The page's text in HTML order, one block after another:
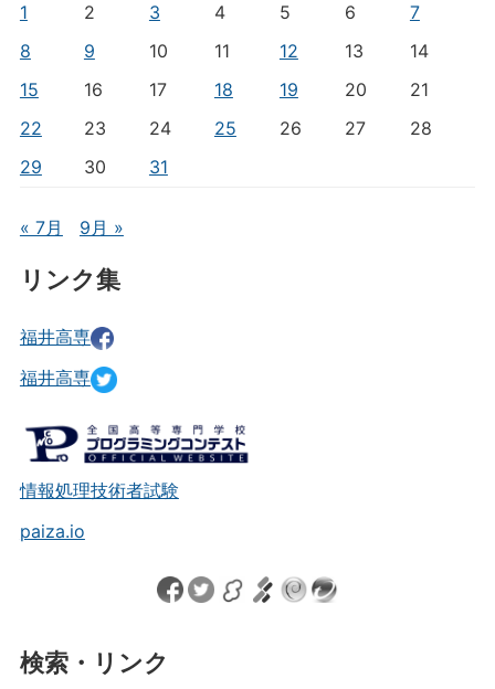
1
2 3 4 5 6
7
8
9 10 11 12 13
14
15
16 17 18 19 20
21
22
23 24 25 26 27
28
29
30 31
« 7月 9月 »
リンク集
福井高専
福井高専
情報処理技術者試験
paiza.io
検索・リンク